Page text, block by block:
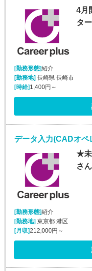
4月
タ
[勤務形態]紹介
[勤務地]長崎県 長崎市
[時給]1,400円～
★未
さ
[勤務形態]紹介
[勤務地]東京都 港区
[月収]212,000円～